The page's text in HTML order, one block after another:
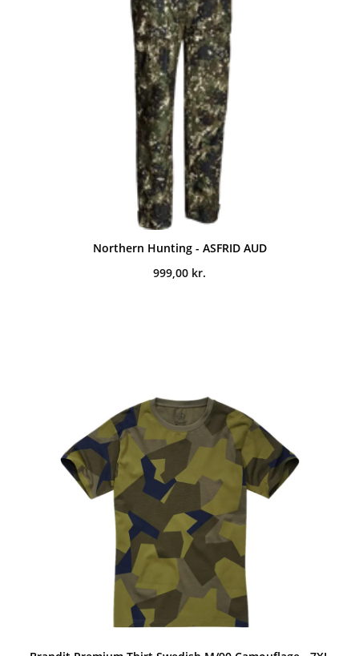
Northern Hunting - ASFRID AUD
999,00 kr.